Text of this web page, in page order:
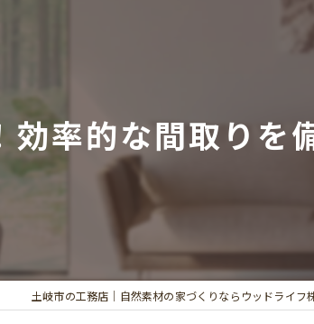
効率的な間取りを
土岐市の工務店｜自然素材の家づくりならウッドライフ